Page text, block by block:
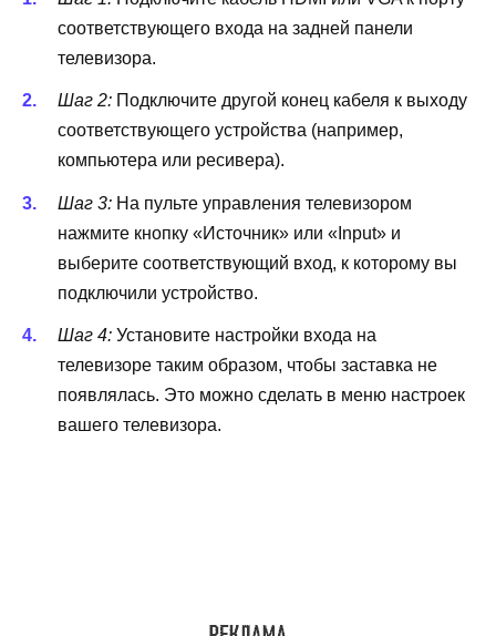
соответствующего входа на задней панели
телевизора.
Шаг 2: Подключите другой конец кабеля к выходу
соответствующего устройства (например,
компьютера или ресивера).
Шаг 3: На пульте управления телевизором
нажмите кнопку «Источник» или «Input» и
выберите соответствующий вход, к которому вы
подключили устройство.
Шаг 4: Установите настройки входа на
телевизоре таким образом, чтобы заставка не
появлялась. Это можно сделать в меню настроек
вашего телевизора.